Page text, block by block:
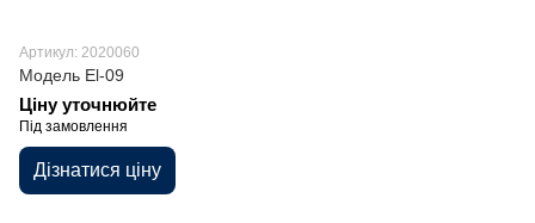
Артикул: 2020060
Модель El-09
Ціну уточнюйте
Під замовлення
Дізнатися ціну